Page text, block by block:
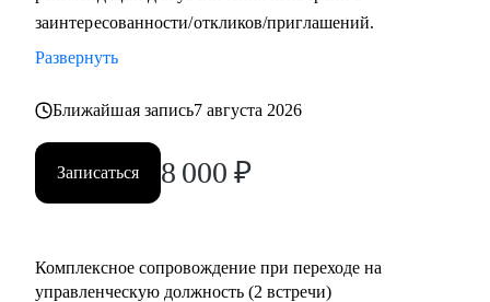
системы мотивации и использую методику целеполагания
для достижения бизнес-результатов;
построения партнерских отношений;
• Сотрудничаю с ВУЗами в разрезе карьерных определений
студентов;
• Аудит резюме для управляющих позиций;
заинтересованности/откликов/приглашений.
Развернуть
Ближайшая запись7 августа 2026
Записаться 8 000 ₽
Комплексное сопровождение при переходе на
управленческую должность (2 встречи)